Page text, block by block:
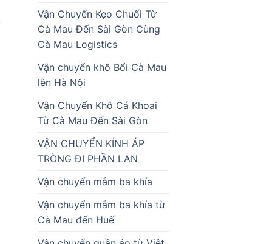
Vận Chuyển Kẹo Chuối Từ
Cà Mau Đến Sài Gòn Cùng
Cà Mau Logistics
Vận chuyển khô Bổi Cà Mau
lên Hà Nội
Vận Chuyển Khô Cá Khoai
Từ Cà Mau Đến Sài Gòn
VẬN CHUYỂN KÍNH ÁP
TRÒNG ĐI PHẦN LAN
Vận chuyển mắm ba khía
Vận chuyển mắm ba khía từ
Cà Mau đến Huế